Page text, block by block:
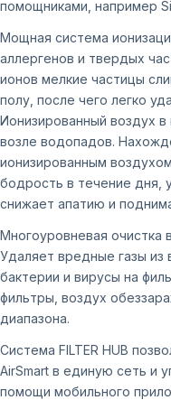
помощниками, например
Мощная система
аллергенов и твердых
ионов мелкие частицы
полу, после чего легко
Ионизированный воздух
возле водопадов.
ионизированным
бодрость в течение дня,
снижает апатию и
Многоуровневая очистка
Удаляет вредные газы из
бактерии и вирусы на
фильтры, воздух
диапазона.
Система FILTER HUB
AirSmart в единую сеть и
помощи мобильного